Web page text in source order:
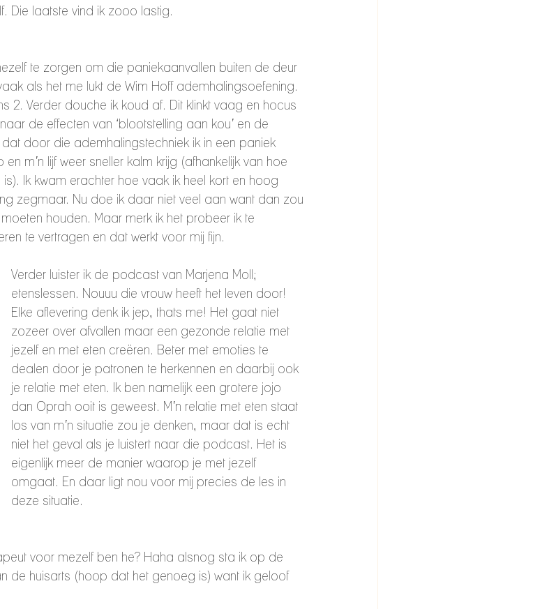
Die laatste vind ik zooo lastig.
te zorgen om die paniekaanvallen buiten de deur
als het me lukt de Wim Hoff ademhalingsoefening.
2. Verder douche ik koud af. Dit klinkt vaag en hocus
de effecten van ‘blootstelling aan kou’ en de
door die ademhalingstechniek ik in een paniek
m’n lijf weer sneller kalm krijg (afhankelijk van hoe
Ik kwam erachter hoe vaak ik heel kort en hoog
zegmaar. Nu doe ik daar niet veel aan want dan zou
houden. Maar merk ik het probeer ik te
te vertragen en dat werkt voor mij fijn.
Verder luister ik de podcast van Marjena Moll;
etenslessen. Nouuu die vrouw heeft het leven door!
Elke aflevering denk ik jep, thats me! Het gaat niet
zozeer over afvallen maar een gezonde relatie met
jezelf en met eten creëren. Beter met emoties te
dealen door je patronen te herkennen en daarbij ook
je relatie met eten. Ik ben namelijk een grotere jojo
dan Oprah ooit is geweest. M’n relatie met eten staat
los van m’n situatie zou je denken, maar dat is echt
niet het geval als je luistert naar die podcast. Het is
eigenlijk meer de manier waarop je met jezelf
omgaat. En daar ligt nou voor mij precies de les in
deze situatie.
voor mezelf ben he? Haha alsnog sta ik op de
de huisarts (hoop dat het genoeg is) want ik geloof